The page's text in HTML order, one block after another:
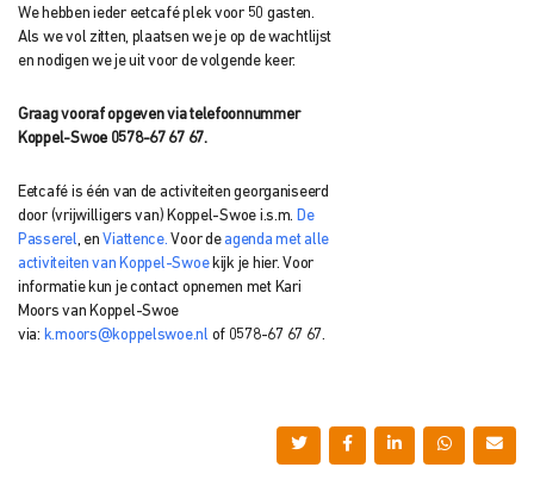
We hebben ieder eetcafé plek voor 50 gasten.
Als we vol zitten, plaatsen we je op de wachtlijst
en nodigen we je uit voor de volgende keer.
Graag vooraf opgeven via telefoonnummer
Koppel-Swoe 0578-67 67 67.
Eetcafé is één van de activiteiten georganiseerd
door (vrijwilligers van) Koppel-Swoe i.s.m.
De
Passerel , enViattence. Voor de agenda met alle
activiteiten van Koppel-Swoekijk je hier. Voor
informatie kun jecontact opnemen met Kari
Moors van Koppel-Swoe
via: k.moors@koppelswoe.nl of 0578-67 67 67.